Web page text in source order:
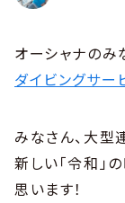
オーシャナのみ
ダイビングサー
みなさん、大型
新しい「令和」
思います！